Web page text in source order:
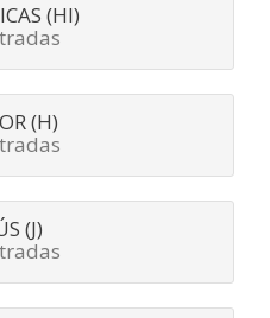
(HI)
(H)
(J)